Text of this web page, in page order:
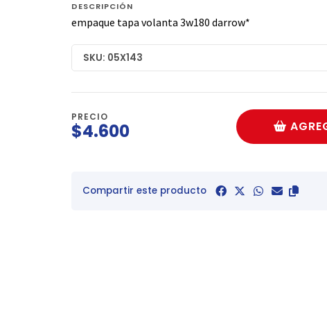
DESCRIPCIÓN
empaque tapa volanta 3w180 darrow*
SKU: 05X143
PRECIO
$4.600
Compartir este producto